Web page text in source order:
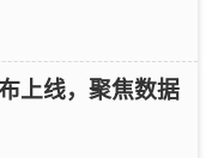
上线，聚焦数据